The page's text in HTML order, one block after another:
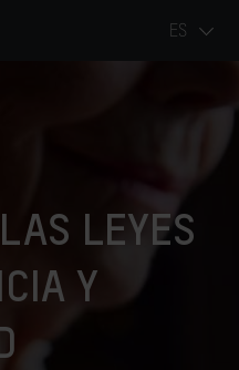
ES
LEYES
Y